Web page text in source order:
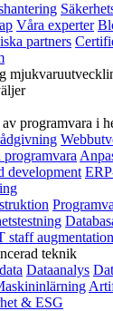
Våra experter
partners
programvara i
development
staff augmentation
teknik
Dataanalys
& ESG